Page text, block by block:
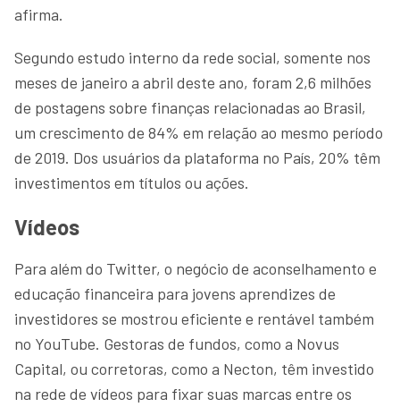
afirma.
Segundo estudo interno da rede social, somente nos
meses de janeiro a abril deste ano, foram 2,6 milhões
de postagens sobre finanças relacionadas ao Brasil,
um crescimento de 84% em relação ao mesmo período
de 2019. Dos usuários da plataforma no País, 20% têm
investimentos em títulos ou ações.
Vídeos
Para além do Twitter, o negócio de aconselhamento e
educação financeira para jovens aprendizes de
investidores se mostrou eficiente e rentável também
no YouTube. Gestoras de fundos, como a Novus
Capital, ou corretoras, como a Necton, têm investido
na rede de vídeos para fixar suas marcas entre os